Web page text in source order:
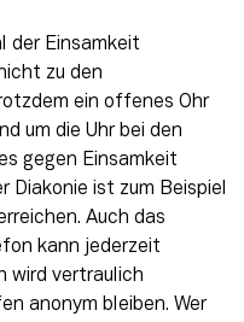
der Einsamkeit
zu den
ein offenes Ohr
um die Uhr bei den
gegen Einsamkeit
Diakonie ist zum Beispiel
Auch das
kann jederzeit
wird vertraulich
anonym bleiben. Wer